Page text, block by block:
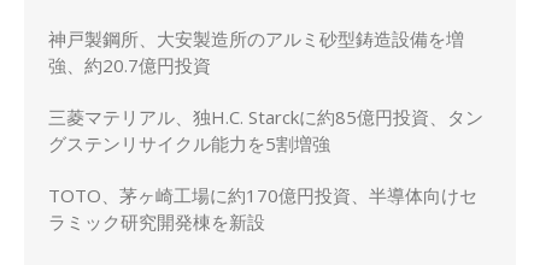
神戸製鋼所、大安製造所のアルミ砂型鋳造設備を増
強、約20.7億円投資
三菱マテリアル、独H.C. Starckに約85億円投資、タン
グステンリサイクル能力を5割増強
TOTO、茅ヶ崎工場に約170億円投資、半導体向けセ
ラミック研究開発棟を新設